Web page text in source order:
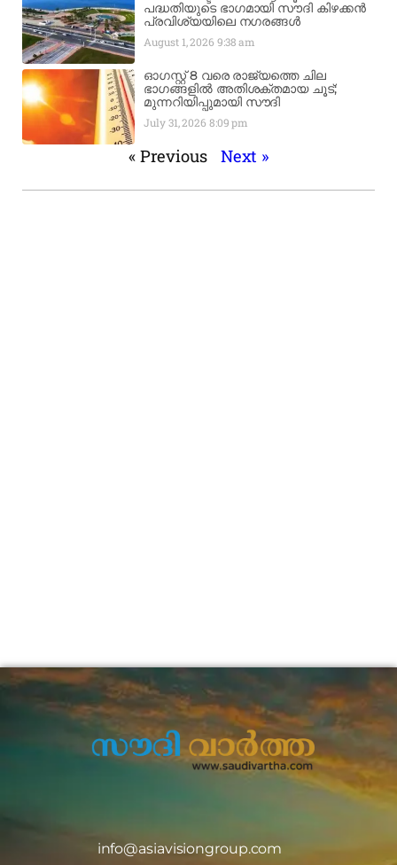
പദ്ധതിയുടെ ഭാഗമായി സൗദി കിഴക്കൻ
പ്രവിശ്യയിലെ നഗരങ്ങൾ
August 1, 2026 9:38 am
ഓഗസ്റ്റ് 8 വരെ രാജ്യത്തെ ചില
ഭാഗങ്ങളിൽ അതിശക്തമായ ചൂട്;
മുന്നറിയിപ്പുമായി സൗദി
July 31, 2026 8:09 pm
« Previous Next »
info@asiavisiongroup.com